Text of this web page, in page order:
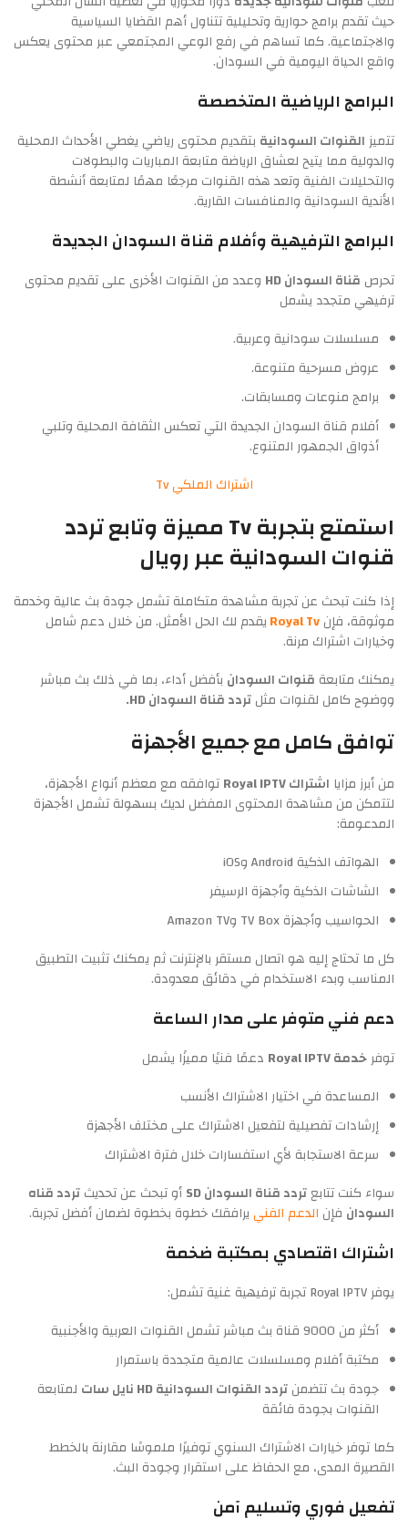
حيث تقدم برامج حوارية وتحليلية تتناول أهم القضايا السياسية
والاجتماعية. كما تساهم في رفع الوعي المجتمعي عبر محتوى يعكس
واقع الحياة اليومية في السودان.
البرامج الرياضية المتخصصة
تتميزالقنوات السودانية بتقديم محتوى رياضي يغطي الأحداث المحلية
والدولية مما يتيح لعشاق الرياضة متابعة المباريات والبطولات
والتحليلات الفنية وتعد هذه القنوات مرجعًا مهمًا لمتابعة أنشطة
الأندية السودانية والمنافسات القارية.
البرامج الترفيهية وأفلام قناة السودان الجديدة
تحرص قناة السودان HD
وعدد من القنوات الأخرى على تقديم محتوى
ترفيهي متجدد يشمل
مسلسلات سودانية وعربية.
عروض مسرحية متنوعة.
برامج منوعات ومسابقات.
أفلام قناة السودان الجديدة التي تعكس الثقافة المحلية وتلبي
أذواق الجمهور المتنوع.
اشتراك الملكي Tv
استمتع بتجربة Tv مميزة وتابع تردد
قنوات السودانية عبر رويال
إذا كنت تبحث عن تجربة مشاهدة متكاملة تشمل جودة بث عالية وخدمة
موثوقة، فإنRoyal Tvيقدم لك الحل الأمثل. من خلال دعم شامل
وخيارات اشتراك مرنة.
يمكنك متابعة قنوات السودان بأفضل أداء، بما في ذلك بث مباشر
ووضوح كامل لقنوات مثلتردد قناة السودان HD.
توافق كامل مع جميع الأجهزة
من أبرز مزايا اشتراك Royal IPTV
توافقه مع معظم أنواع الأجهزة،
لتتمكن من مشاهدة المحتوى المفضل لديك بسهولة تشمل الأجهزة
المدعومة:
الهواتف الذكية Android وiOS
الشاشات الذكية وأجهزة الرسيفر
الحواسيب وأجهزة TV Box وAmazon TV
كل ما تحتاج إليه هو اتصال مستقر بالإنترنت ثم يمكنك تثبيت التطبيق
المناسب وبدء الاستخدام في دقائق معدودة.
دعم فني متوفر على مدار الساعة
توفرخدمة Royal IPTV
دعمًا فنيًا مميزًا يشمل
المساعدة في اختيار الاشتراك الأنسب
إرشادات تفصيلية لتفعيل الاشتراك على مختلف الأجهزة
سرعة الاستجابة لأي استفسارات خلال فترة الاشتراك
سواء كنت تتابعتردد قناة السودان SD أو تبحث عن تحديثتردد قناه
السودان فإن الدعم الفنييرافقك خطوة بخطوة لضمان أفضل تجربة.
اشتراك اقتصادي بمكتبة ضخمة
يوفر Royal IPTV تجربة ترفيهية غنية تشمل:
أكثر من 9000 قناة بث مباشر تشمل القنوات العربية والأجنبية
مكتبة أفلام ومسلسلات عالمية متجددة باستمرار
جودة بث تتضمنتردد القنوات السودانية HD نايل سات
لمتابعة
القنوات بجودة فائقة
كما توفر خيارات الاشتراك السنوي توفيرًا ملموسًا مقارنة بالخطط
القصيرة المدى، مع الحفاظ على استقرار وجودة البث.
تفعيل فوري وتسليم آمن